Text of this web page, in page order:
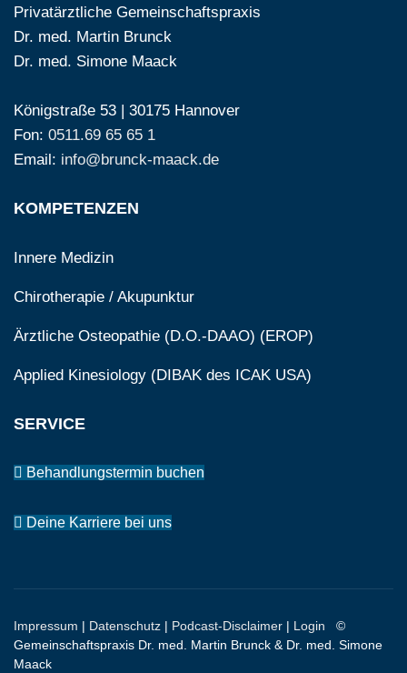
Privatärztliche Gemeinschaftspraxis
Dr. med. Martin Brunck
Dr. med. Simone Maack
Königstraße 53 | 30175 Hannover
Fon: 0511.69 65 65 1
Email: info@brunck-maack.de
KOMPETENZEN
Innere Medizin
Chirotherapie / Akupunktur
Ärztliche Osteopathie (D.O.-DAAO) (EROP)
Applied Kinesiology (DIBAK des ICAK USA)
SERVICE
Behandlungstermin buchen
Deine Karriere bei uns
Impressum | Datenschutz | Podcast-Disclaimer | Login ©
Gemeinschaftspraxis Dr. med. Martin Brunck & Dr. med. Simone
Maack